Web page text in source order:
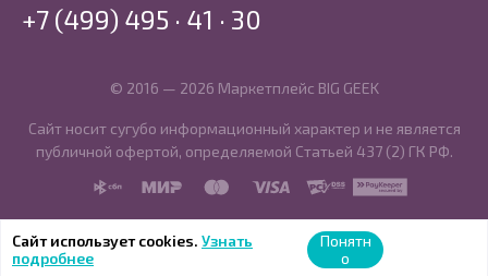
+7 (499) 495 · 41 · 30
© 2016 — 2026 Маркетплейс BIG GEEK
Сайт носит сугубо информационный характер и не является
публичной офертой, определяемой Статьей 437 (2) ГК РФ.
SBP
MIR MasterCard
Visa PCI DSS PayKeeper
Сайт использует cookies. Узнать
подробнее
Понятн
о